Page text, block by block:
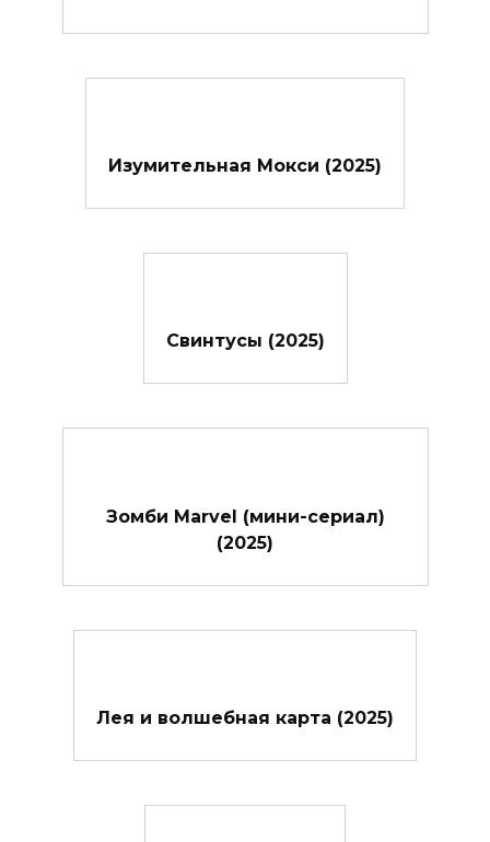
Изумительная Мокси (2025)
Свинтусы (2025)
Зомби Marvel (мини-сериал)
(2025)
Лея и волшебная карта (2025)